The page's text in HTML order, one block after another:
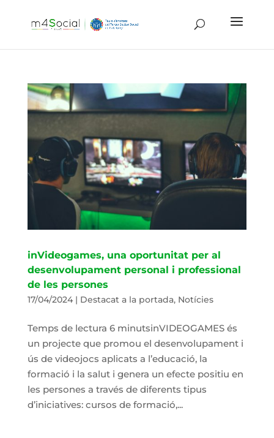
inVideogames, una oportunitat per al
desenvolupament personal i professional
de les persones
17/04/2024| Destacat a la portada, Notícies
Temps de lectura 6 minutsinVIDEOGAMES és
un projecte que promou el desenvolupament i
ús de videojocs aplicats a l’educació, la
formació i la salut i genera un efecte positiu en
les persones a través de diferents tipus
d’iniciatives: cursos de formació,...